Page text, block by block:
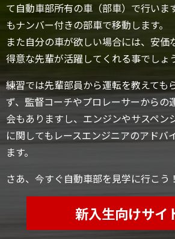
て自動車部所有の車（部車）で行いま
もナンバー付きの部車で移動します。
また自分の車が欲しい場合には、安価
得意な先輩が活躍してくれる事でしょ
練習では先輩部員から運転を教えても
ず、監督コーチやプロレーサーからの
会もありますし、エンジンやサスペン
に関してもレースエンジニアのアドバ
ます。
さあ、今すぐ自動車部を見学に行こう！
新入生向けサイ